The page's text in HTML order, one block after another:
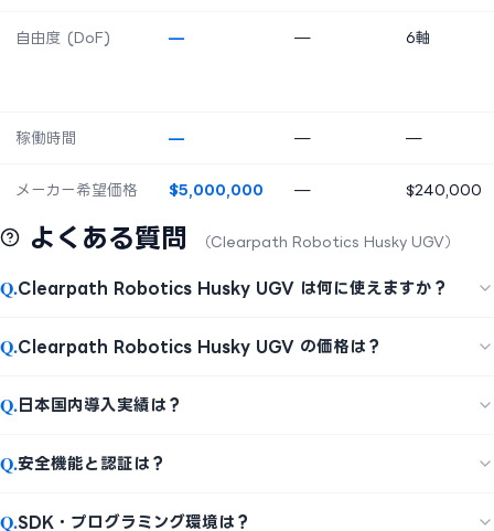
自由度 (DoF) — — 6軸
稼働時間 — — —
メーカー希望価格 $5,000,000 — $240,000
よくある質問 （Clearpath Robotics Husky UGV）
Q.Clearpath Robotics Husky UGV は何に使えますか？
Q.Clearpath Robotics Husky UGV の価格は？
Q.日本国内導入実績は？
Q.安全機能と認証は？
Q.SDK・プログラミング環境は？